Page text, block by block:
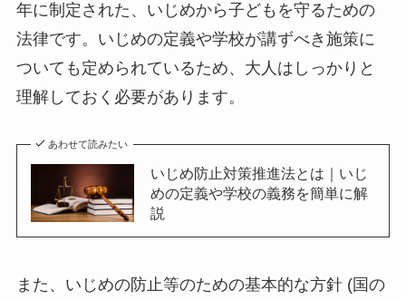
年に制定された、いじめから子どもを守るための
法律です。いじめの定義や学校が講ずべき施策に
ついても定められているため、大人はしっかりと
理解しておく必要があります。
あわせて読みたい
いじめ防止対策推進法とは｜いじ
めの定義や学校の義務を簡単に解
説
また、いじめの防止等のための基本的な方針 (国の